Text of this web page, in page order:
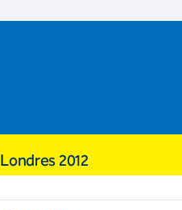
Londres 2012